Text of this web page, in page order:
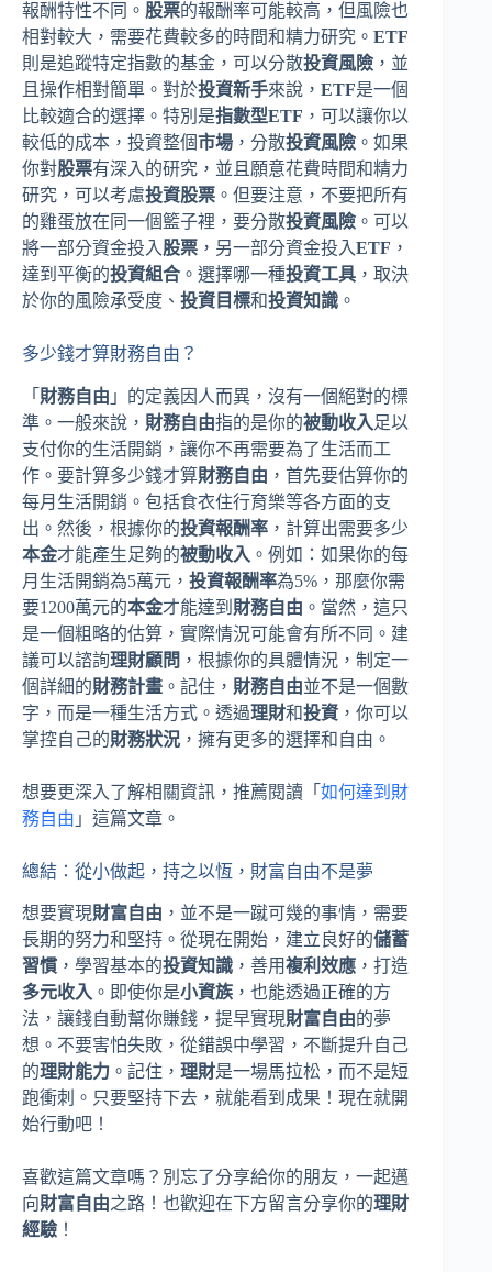
報酬特性不同。 股票的報酬率可能較高，但風險也
相對較大，需要花費較多的時間和精力研究。 ETF
則是追蹤特定指數的基金，可以分散投資風險 ，並
且操作相對簡單。對於投資新手來說， ETF是一個
比較適合的選擇。特別是指數型ETF ，可以讓你以
較低的成本，投資整個市場 ，分散投資風險 。如果
你對股票有深入的研究，並且願意花費時間和精力
研究，可以考慮投資股票 。但要注意，不要把所有
的雞蛋放在同一個籃子裡，要分散投資風險 。可以
將一部分資金投入 股票 ，另一部分資金投入ETF ，
達到平衡的投資組合 。選擇哪一種投資工具 ，取決
於你的風險承受度、 投資目標和投資知識 。
多少錢才算財務自由？
「 財務自由 」的定義因人而異，沒有一個絕對的標
準。一般來說， 財務自由指的是你的被動收入足以
支付你的生活開銷，讓你不再需要為了生活而工
作。要計算多少錢才算財務自由 ，首先要估算你的
每月生活開銷。包括食衣住行育樂等各方面的支
出。然後，根據你的投資報酬率 ，計算出需要多少
本金才能產生足夠的被動收入 。例如：如果你的每
月生活開銷為5萬元， 投資報酬率為5%，那麼你需
要1200萬元的本金才能達到 財務自由 。當然，這只
是一個粗略的估算，實際情況可能會有所不同。建
議可以諮詢理財顧問 ，根據你的具體情況，制定一
個詳細的財務計畫 。記住， 財務自由並不是一個數
字，而是一種生活方式。透過理財和投資 ，你可以
掌控自己的財務狀況 ，擁有更多的選擇和自由。
想要更深入了解相關資訊，推薦閱讀「 如何達到財
務自由 」這篇文章。
總結：從小做起，持之以恆，財富自由不是夢
想要實現財富自由 ，並不是一蹴可幾的事情，需要
長期的努力和堅持。從現在開始，建立良好的儲蓄
習慣 ，學習基本的投資知識 ，善用複利效應 ，打造
多元收入 。即使你是小資族 ，也能透過正確的方
法，讓錢自動幫你賺錢，提早實現財富自由的夢
想。不要害怕失敗，從錯誤中學習，不斷提升自己
的理財能力 。記住， 理財是一場馬拉松，而不是短
跑衝刺。只要堅持下去，就能看到成果！現在就開
始行動吧！
喜歡這篇文章嗎？別忘了分享給你的朋友，一起邁
向財富自由之路！也歡迎在下方留言分享你的理財
經驗 ！